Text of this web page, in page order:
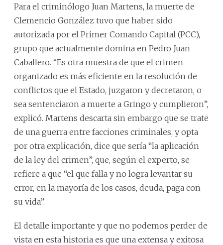
Para el criminólogo Juan Martens, la muerte de
Clemencio González tuvo que haber sido
autorizada por el Primer Comando Capital (PCC),
grupo que actualmente domina en Pedro Juan
Caballero. “Es otra muestra de que el crimen
organizado es más eficiente en la resolución de
conflictos que el Estado, juzgaron y decretaron, o
sea sentenciaron a muerte a Gringo y cumplieron”,
explicó. Martens descarta sin embargo que se trate
de una guerra entre facciones criminales, y opta
por otra explicación, dice que sería “la aplicación
de la ley del crimen”, que, según el experto, se
refiere a que “el que falla y no logra levantar su
error, en la mayoría de los casos, deuda, paga con
su vida”.
El detalle importante y que no podemos perder de
vista en esta historia es que una extensa y exitosa